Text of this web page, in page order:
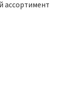
ассортимент